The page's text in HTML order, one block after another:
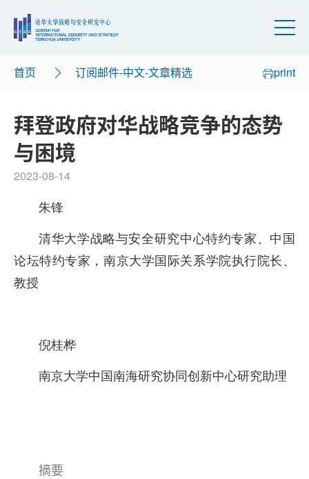
首页 订阅邮件-中文-文章精选 print
拜登政府对华战略竞争的态势
与困境
2023-08-14
朱锋
清华大学战略与安全研究中心特约专家、中国
论坛特约专家，南京大学国际关系学院执行院长、
教授
倪桂桦
南京大学中国南海研究协同创新中心研究助理
摘要